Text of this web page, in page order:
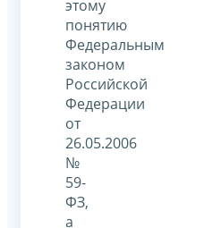
этому
понятию
Федеральным
законом
Российской
Федерации
от
26.05.2006
№
59-
ФЗ,
а